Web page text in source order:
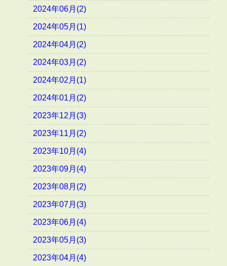
2024年06月(2)
2024年05月(1)
2024年04月(2)
2024年03月(2)
2024年02月(1)
2024年01月(2)
2023年12月(3)
2023年11月(2)
2023年10月(4)
2023年09月(4)
2023年08月(2)
2023年07月(3)
2023年06月(4)
2023年05月(3)
2023年04月(4)